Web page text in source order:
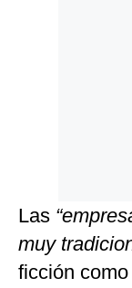
Las
muy
ficción